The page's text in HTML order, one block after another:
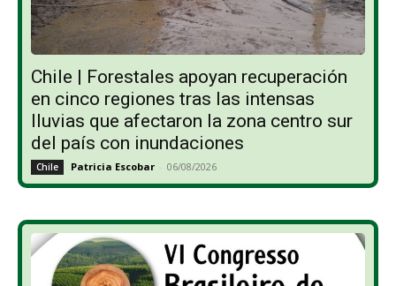
Chile | Forestales apoyan recuperación
en cinco regiones tras las intensas
lluvias que afectaron la zona centro sur
del país con inundaciones
Chile Patricia Escobar - 06/08/2026